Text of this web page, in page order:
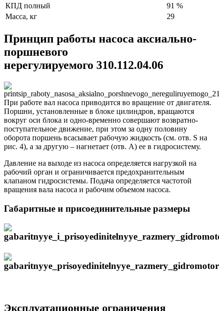
КПД полный
91 %
Масса, кг
29
Принцип работы насоса аксиально-
поршневого
нерегулируемого 310.112.04.06
При работе вал насоса приводится во вращение от двигателя.
Поршни, установленные в блоке цилиндров, вращаются
вокруг оси блока и одно-временно совершают возвратно-
поступательное движение, при этом за одну половину
оборота поршень всасывает рабочую жидкость (см. отв. S на
рис. 4), а за другую – нагнетает (отв. А) ее в гидросистему.
Давление на выходе из насоса определяется нагрузкой на
рабочий орган и ограничивается предохранительным
клапаном гидросистемы. Подача определяется частотой
вращения вала насоса и рабочим объемом насоса.
Габаритные и присоединительные размеры
Эксплуатационные ограничения